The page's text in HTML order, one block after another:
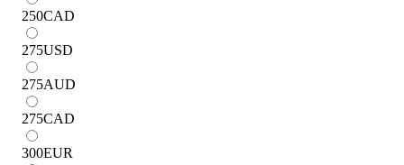
250CAD
275USD
275AUD
275CAD
300EUR